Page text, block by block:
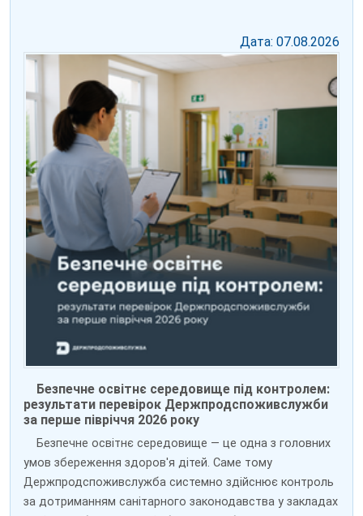
Дата: 07.08.2026
Безпечне освітнє середовище під контролем:
результати перевірок Держпродспоживслужби
за перше півріччя 2026 року
Безпечне освітнє середовище — це одна з головних
умов збереження здоров'я дітей. Саме тому
Держпродспоживслужба системно здійснює контроль
за дотриманням санітарного законодавства у закладах